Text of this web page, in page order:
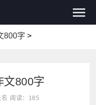
800字 >
文800字
阅读：185